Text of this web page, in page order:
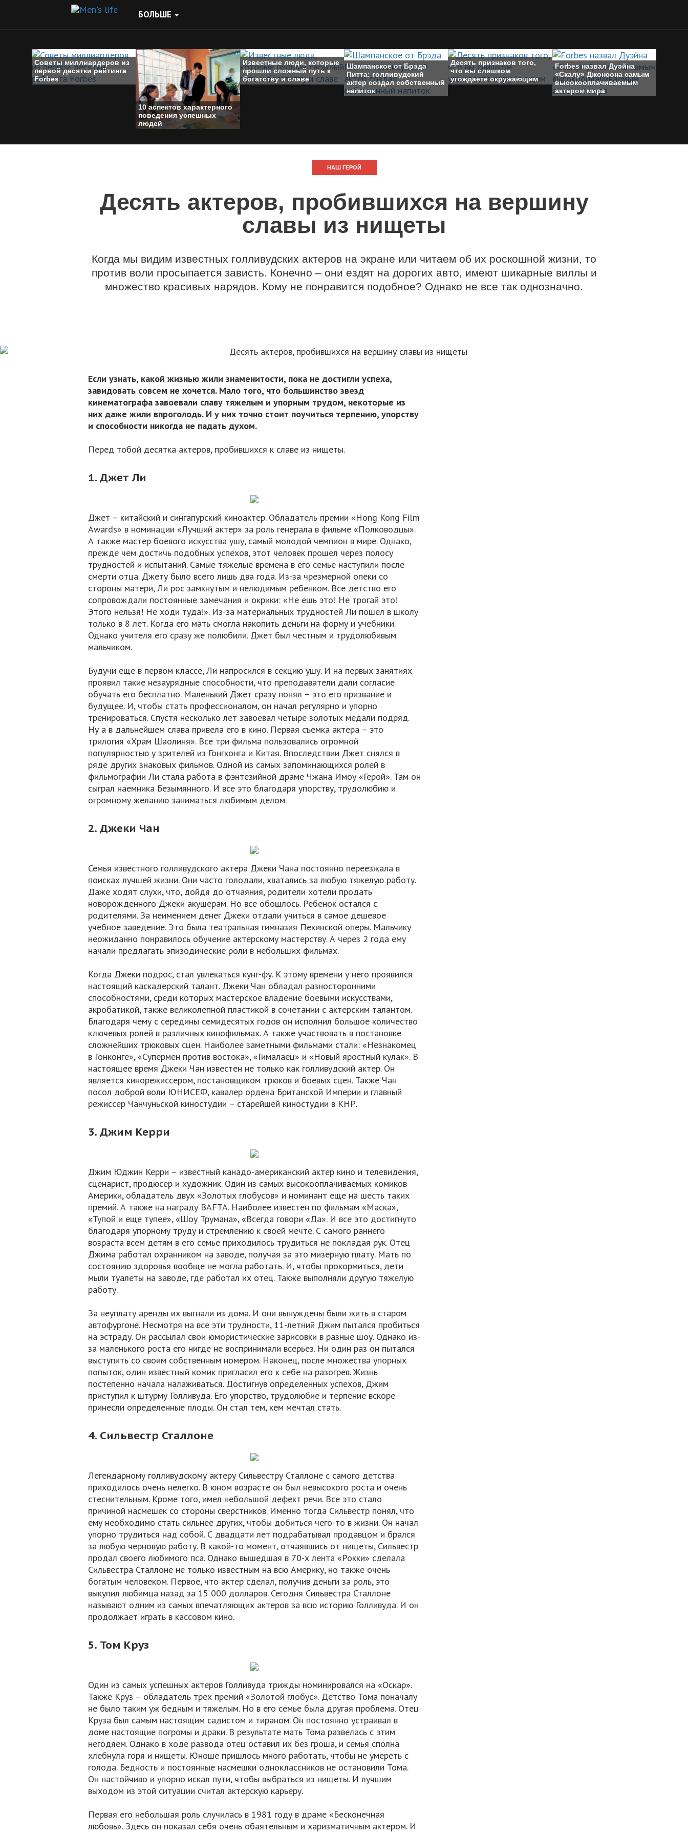
БОЛЬШЕ
Советы миллиардеров из
первой десятки рейтинга
Forbes
10 аспектов характерного
поведения успешных
людей
Известные люди, которые
прошли сложный путь к
богатству и славе
Шампанское от Брэда
Питта: голливудский
актер создал собственный
напиток
Десять признаков того,
что вы слишком
угождаете окружающим
Forbes назвал Дуэйна
«Скалу» Джонсона самым
высокооплачиваемым
актером мира
НАШ ГЕРОЙ
Десять актеров, пробившихся на вершину
славы из нищеты
Когда мы видим известных голливудских актеров на экране или читаем об их роскошной жизни, то
против воли просыпается зависть. Конечно – они ездят на дорогих авто, имеют шикарные виллы и
множество красивых нарядов. Кому не понравится подобное? Однако не все так однозначно.
Если узнать, какой жизнью жили знаменитости, пока не достигли успеха,
завидовать совсем не хочется. Мало того, что большинство звезд
кинематографа завоевали славу тяжелым и упорным трудом, некоторые из
них даже жили впроголодь. И у них точно стоит поучиться терпению, упорству
и способности никогда не падать духом.
Перед тобой десятка актеров, пробившихся к славе из нищеты.
1. Джет Ли
Джет – китайский и сингапурский киноактер. Обладатель премии «Hong Kong Film
Awards» в номинации «Лучший актер» за роль генерала в фильме «Полководцы».
А также мастер боевого искусства ушу, самый молодой чемпион в мире. Однако,
прежде чем достичь подобных успехов, этот человек прошел через полосу
трудностей и испытаний. Самые тяжелые времена в его семье наступили после
смерти отца. Джету было всего лишь два года. Из-за чрезмерной опеки со
стороны матери, Ли рос замкнутым и нелюдимым ребенком. Все детство его
сопровождали постоянные замечания и окрики: «Не ешь это! Не трогай это!
Этого нельзя! Не ходи туда!». Из-за материальных трудностей Ли пошел в школу
только в 8 лет. Когда его мать смогла накопить деньги на форму и учебники.
Однако учителя его сразу же полюбили. Джет был честным и трудолюбивым
мальчиком.
Будучи еще в первом классе, Ли напросился в секцию ушу. И на первых занятиях
проявил такие незаурядные способности, что преподаватели дали согласие
обучать его бесплатно. Маленький Джет сразу понял – это его призвание и
будущее. И, чтобы стать профессионалом, он начал регулярно и упорно
тренироваться. Спустя несколько лет завоевал четыре золотых медали подряд.
Ну а в дальнейшем слава привела его в кино. Первая съемка актера – это
трилогия «Храм Шаолиня». Все три фильма пользовались огромной
популярностью у зрителей из Гонгконга и Китая. Впоследствии Джет снялся в
ряде других знаковых фильмов. Одной из самых запоминающихся ролей в
фильмографии Ли стала работа в фэнтезийной драме Чжана Имоу «Герой». Там он
сыграл наемника Безымянного. И все это благодаря упорству, трудолюбию и
огромному желанию заниматься любимым делом.
2. Джеки Чан
Семья известного голливудского актера Джеки Чана постоянно переезжала в
поисках лучшей жизни. Они часто голодали, хватались за любую тяжелую работу.
Даже ходят слухи, что, дойдя до отчаяния, родители хотели продать
новорожденного Джеки акушерам. Но все обошлось. Ребенок остался с
родителями. За неимением денег Джеки отдали учиться в самое дешевое
учебное заведение. Это была театральная гимназия Пекинской оперы. Мальчику
неожиданно понравилось обучение актерскому мастерству. А через 2 года ему
начали предлагать эпизодические роли в небольших фильмах.
Когда Джеки подрос, стал увлекаться кунг-фу. К этому времени у него проявился
настоящий каскадерский талант. Джеки Чан обладал разносторонними
способностями, среди которых мастерское владение боевыми искусствами,
акробатикой, также великолепной пластикой в сочетании с актерским талантом.
Благодаря чему с середины семидесятых годов он исполнил большое количество
ключевых ролей в различных кинофильмах. А также участвовать в постановке
сложнейших трюковых сцен. Наиболее заметными фильмами стали: «Незнакомец
в Гонконге», «Супермен против востока», «Гималаец» и «Новый яростный кулак». В
настоящее время Джеки Чан известен не только как голливудский актер. Он
является кинорежиссером, постановщиком трюков и боевых сцен. Также Чан
посол доброй воли ЮНИСЕФ, кавалер ордена Британской Империи и главный
режиссер Чанчуньской киностудии – старейшей киностудии в КНР.
3. Джим Керри
Джим Юджин Керри – известный канадо-американский актер кино и телевидения,
сценарист, продюсер и художник. Один из самых высокооплачиваемых комиков
Америки, обладатель двух «Золотых глобусов» и номинант еще на шесть таких
премий. А также на награду ВАFTA. Наиболее известен по фильмам «Маска»,
«Тупой и еще тупее», «Шоу Трумана», «Всегда говори «Да». И все это достигнуто
благодаря упорному труду и стремлению к своей мечте. С самого раннего
возраста всем детям в его семье приходилось трудиться не покладая рук. Отец
Джима работал охранником на заводе, получая за это мизерную плату. Мать по
состоянию здоровья вообще не могла работать. И, чтобы прокормиться, дети
мыли туалеты на заводе, где работал их отец. Также выполняли другую тяжелую
работу.
За неуплату аренды их выгнали из дома. И они вынуждены были жить в старом
автофургоне. Несмотря на все эти трудности, 11-летний Джим пытался пробиться
на эстраду. Он рассылал свои юмористические зарисовки в разные шоу. Однако из-
за маленького роста его нигде не воспринимали всерьез. Ни один раз он пытался
выступить со своим собственным номером. Наконец, после множества упорных
попыток, один известный комик пригласил его к себе на разогрев. Жизнь
постепенно начала налаживаться. Достигнув определенных успехов, Джим
приступил к штурму Голливуда. Его упорство, трудолюбие и терпение вскоре
принесли определенные плоды. Он стал тем, кем мечтал стать.
4. Сильвестр Сталлоне
Легендарному голливудскому актеру Сильвестру Сталлоне с самого детства
приходилось очень нелегко. В юном возрасте он был невысокого роста и очень
стеснительным. Кроме того, имел небольшой дефект речи. Все это стало
причиной насмешек со стороны сверстников. Именно тогда Сильвестр понял, что
ему необходимо стать сильнее других, чтобы добиться чего-то в жизни. Он начал
упорно трудиться над собой. С двадцати лет подрабатывал продавцом и брался
за любую черновую работу. В какой-то момент, отчаявшись от нищеты, Сильвестр
продал своего любимого пса. Однако вышедшая в 70-х лента «Рокки» сделала
Сильвестра Сталлоне не только известным на всю Америку, но также очень
богатым человеком. Первое, что актер сделал, получив деньги за роль, это
выкупил любимца назад за 15 000 долларов. Сегодня Сильвестра Сталлоне
называют одним из самых впечатляющих актеров за всю историю Голливуда. И он
продолжает играть в кассовом кино.
5. Том Круз
Один из самых успешных актеров Голливуда трижды номинировался на «Оскар».
Также Круз – обладатель трех премий «Золотой глобус». Детство Тома поначалу
не было таким уж бедным и тяжелым. Но в его семье была другая проблема. Отец
Круза был самым настоящим садистом и тираном. Он постоянно устраивал в
доме настоящие погромы и драки. В результате мать Тома развелась с этим
негодяем. Однако в ходе развода отец оставил их без гроша, и семья сполна
хлебнула горя и нищеты. Юноше пришлось много работать, чтобы не умереть с
голода. Бедность и постоянные насмешки одноклассников не остановили Тома.
Он настойчиво и упорно искал пути, чтобы выбраться из нищеты. И лучшим
выходом из этой ситуации считал актерскую карьеру.
Первая его небольшая роль случилась в 1981 году в драме «Бесконечная
любовь». Здесь он показал себя очень обаятельным и харизматичным актером. И